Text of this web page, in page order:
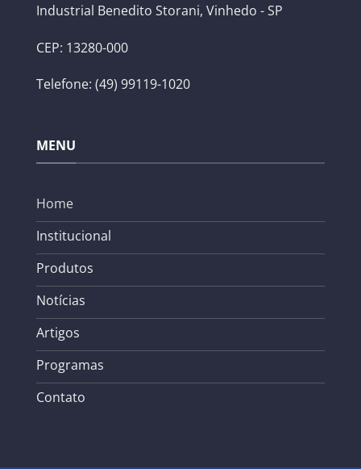
Industrial Benedito Storani, Vinhedo - SP
CEP: 13280-000
Telefone: (49) 99119-1020
MENU
Home
Institucional
Produtos
Notícias
Artigos
Programas
Contato